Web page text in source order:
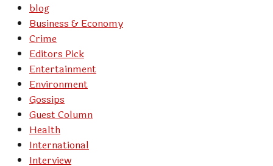
blog
Business & Economy
Crime
Editors Pick
Entertainment
Environment
Gossips
Guest Column
Health
International
Interview